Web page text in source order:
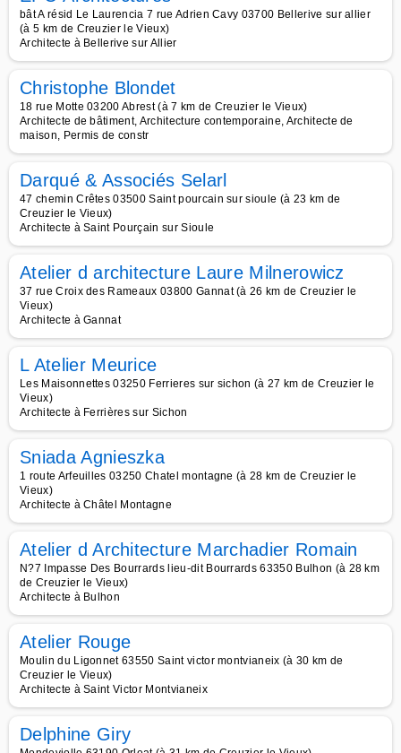
bât A résid Le Laurencia 7 rue Adrien Cavy 03700 Bellerive sur allier
(à 5 km de Creuzier le Vieux)
Architecte à Bellerive sur Allier
Christophe Blondet
18 rue Motte 03200 Abrest (à 7 km de Creuzier le Vieux)
Architecte de bâtiment, Architecture contemporaine, Architecte de
maison, Permis de constr
Darqué & Associés Selarl
47 chemin Crêtes 03500 Saint pourcain sur sioule (à 23 km de
Creuzier le Vieux)
Architecte à Saint Pourçain sur Sioule
Atelier d architecture Laure Milnerowicz
37 rue Croix des Rameaux 03800 Gannat (à 26 km de Creuzier le
Vieux)
Architecte à Gannat
L Atelier Meurice
Les Maisonnettes 03250 Ferrieres sur sichon (à 27 km de Creuzier le
Vieux)
Architecte à Ferrières sur Sichon
Sniada Agnieszka
1 route Arfeuilles 03250 Chatel montagne (à 28 km de Creuzier le
Vieux)
Architecte à Châtel Montagne
Atelier d Architecture Marchadier Romain
N?7 Impasse Des Bourrards lieu-dit Bourrards 63350 Bulhon (à 28 km
de Creuzier le Vieux)
Architecte à Bulhon
Atelier Rouge
Moulin du Ligonnet 63550 Saint victor montvianeix (à 30 km de
Creuzier le Vieux)
Architecte à Saint Victor Montvianeix
Delphine Giry